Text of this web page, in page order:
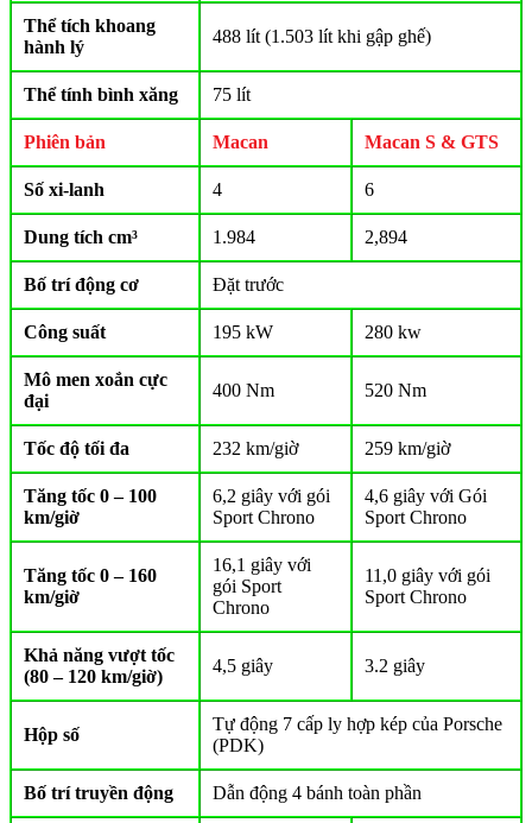
Thể tích khoang
hành lý
488 lít (1.503 lít khi gập ghế)
Thể tính bình xăng 75 lít
Phiên bản Macan Macan S & GTS
Số xi-lanh 4 6
Dung tích cm³ 1.984 2,894
Bố trí động cơ Đặt trước
Công suất 195 kW 280 kw
Mô men xoắn cực
đại
400 Nm 520 Nm
Tốc độ tối đa 232 km/giờ 259 km/giờ
Tăng tốc 0 – 100
km/giờ
6,2 giây với gói
Sport Chrono
4,6 giây với Gói
Sport Chrono
Tăng tốc 0 – 160
km/giờ
16,1 giây với
gói Sport
Chrono
11,0 giây với gói
Sport Chrono
Khả năng vượt tốc
(80 – 120 km/giờ)
4,5 giây 3.2 giây
Hộp số
Tự động 7 cấp ly hợp kép của Porsche
(PDK)
Bố trí truyền động Dẫn động 4 bánh toàn phần